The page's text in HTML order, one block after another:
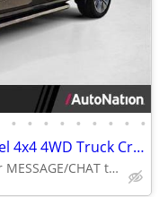
• • • • • • • • •
2021 GMC Sierra 1500 Denali Diesel 4x4 4WD Truck Crew cab AUTONATION
Call (844) 335-2481 or MESSAGE/CHAT to confirm availability